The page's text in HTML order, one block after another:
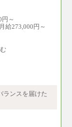
～
給273,000円～
ランスを届けた